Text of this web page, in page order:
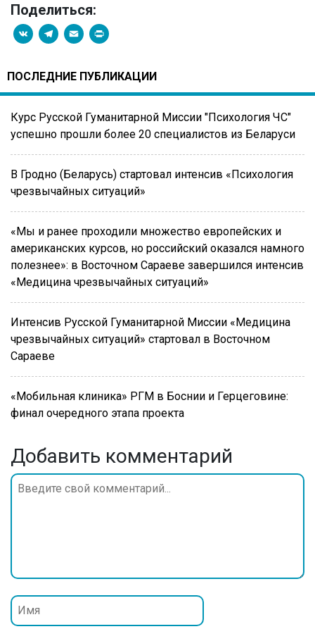
Поделиться:
VK Telegram
Email
ПОСЛЕДНИЕ ПУБЛИКАЦИИ
Курс Русской Гуманитарной Миссии "Психология ЧС"
успешно прошли более 20 специалистов из Беларуси
В Гродно (Беларусь) стартовал интенсив «Психология
чрезвычайных ситуаций»
«Мы и ранее проходили множество европейских и
американских курсов, но российский оказался намного
полезнее»: в Восточном Сараеве завершился интенсив
«Медицина чрезвычайных ситуаций»
Интенсив Русской Гуманитарной Миссии «Медицина
чрезвычайных ситуаций» стартовал в Восточном
Сараеве
«Мобильная клиника» РГМ в Боснии и Герцеговине:
финал очередного этапа проекта
Добавить комментарий